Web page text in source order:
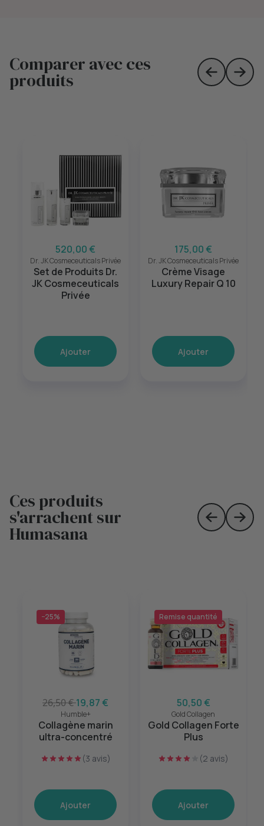
Comparer avec ces
produits Skip toSkip
520,00 €
Dr. JK Cosmeceuticals Privée
Set de Produits Dr.
JK Cosmeceuticals
Privée
Ajouter
175,00 €
Dr. JK Cosmeceuticals Privée
Crème Visage
Luxury Repair Q 10
Ajouter
Ces produits
s'arrachent sur
Humasana Skip toSkip
−25%
26,50 €19,87 €
Humble+
Collagène marin
ultra-concentré
(3 avis)
Ajouter
Remise quantité
50,50 €
Gold Collagen
Gold Collagen Forte
Plus
(2 avis)
Ajouter